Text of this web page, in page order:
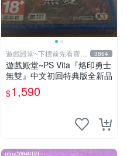
遊戲殿堂~下標前先看賣場
關於我
3864
遊戲殿堂~PS Vita『烙印勇士
無雙』中文初回特典版全新品
$1,590